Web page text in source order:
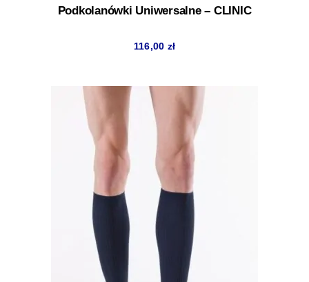
Podkolanówki Uniwersalne – CLINIC
116,00 zł